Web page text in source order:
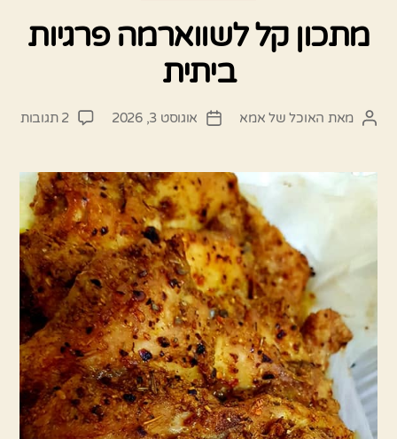
מתכון קל לשווארמה פרגיות
ביתית
המחבר
מאת האוכל של אמא
תאריךאוגוסט 3, 2026 2 תגובות